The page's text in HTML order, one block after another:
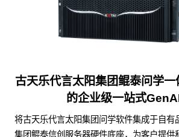
古天乐代言太阳集团鲲泰问学
的企业级一站式
将古天乐代言太阳集团问学软件集成于自有
集团鲲泰信创服务器硬件底座，为客户提供